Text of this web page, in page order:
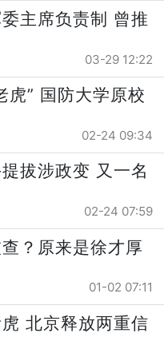
主席负责制 曾推
03-29 12:22
虎” 国防大学原校
02-24 09:34
拔涉政变 又一名
02-24 07:59
？原来是徐才厚
01-02 07:11
北京释放两重信